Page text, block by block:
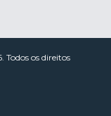
os direitos